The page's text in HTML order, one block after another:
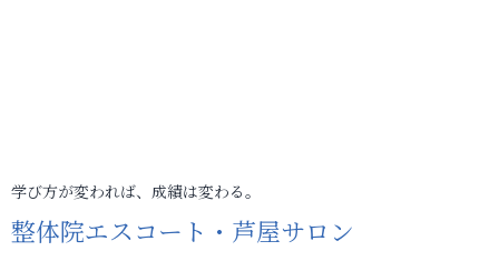
学び方が変われば、成績は変わる。
整体院エスコート・芦屋サロン